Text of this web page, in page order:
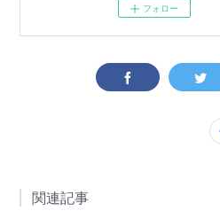
フォロー
関連記事